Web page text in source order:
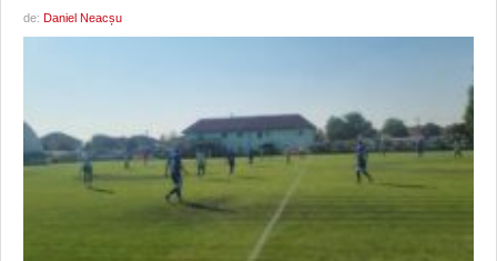
de: Daniel Neacșu